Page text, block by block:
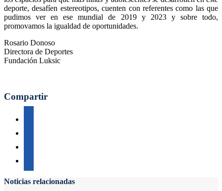
deporte, desafíen estereotipos, cuenten con referentes como las que
pudimos ver en ese mundial de 2019 y 2023 y sobre todo,
promovamos la igualdad de oportunidades.
Rosario Donoso
Directora de Deportes
Fundación Luksic
Compartir
Noticias relacionadas